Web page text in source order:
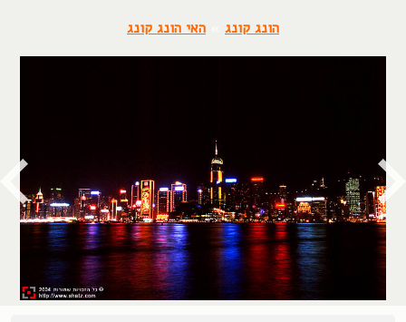
הונג קונג האי הונג קונג